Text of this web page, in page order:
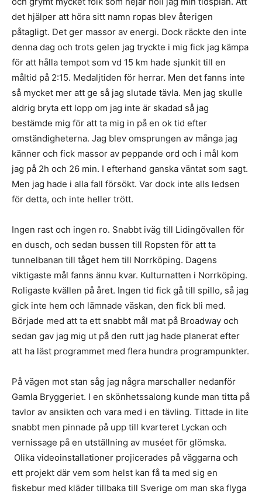
det hjälper att höra sitt namn ropas blev återigen
påtagligt. Det ger massor av energi. Dock räckte den inte
denna dag och trots gelen jag tryckte i mig fick jag kämpa
för att hålla tempot som vd 15 km hade sjunkit till en
måltid på 2:15. Medaljtiden för herrar. Men det fanns inte
så mycket mer att ge så jag slutade tävla. Men jag skulle
aldrig bryta ett lopp om jag inte är skadad så jag
bestämde mig för att ta mig in på en ok tid efter
omständigheterna. Jag blev omsprungen av många jag
känner och fick massor av peppande ord och i mål kom
jag på 2h och 26 min. I efterhand ganska väntat som sagt.
Men jag hade i alla fall försökt. Var dock inte alls ledsen
för detta, och inte heller trött.
Ingen rast och ingen ro. Snabbt iväg till Lidingövallen för
en dusch, och sedan bussen till Ropsten för att ta
tunnelbanan till tåget hem till Norrköping. Dagens
viktigaste mål fanns ännu kvar. Kulturnatten i Norrköping.
Roligaste kvällen på året. Ingen tid fick gå till spillo, så jag
gick inte hem och lämnade väskan, den fick bli med.
Började med att ta ett snabbt mål mat på Broadway och
sedan gav jag mig ut på den rutt jag hade planerat efter
att ha läst programmet med flera hundra programpunkter.
På vägen mot stan såg jag några marschaller nedanför
Gamla Bryggeriet. I en skönhetssalong kunde man titta på
tavlor av ansikten och vara med i en tävling. Tittade in lite
snabbt men pinnade på upp till kvarteret Lyckan och
vernissage på en utställning av muséet för glömska.
Olika videoinstallationer projicerades på väggarna och
ett projekt där vem som helst kan få ta med sig en
fiskebur med kläder tillbaka till Sverige om man ska flyga